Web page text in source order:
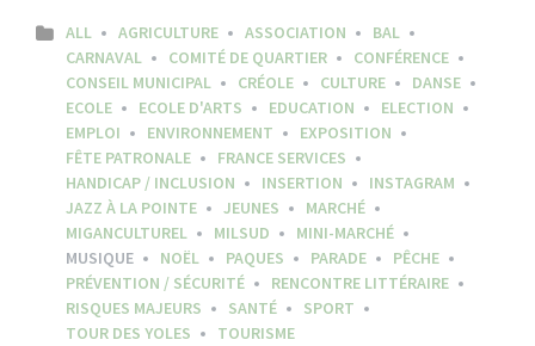
ALL AGRICULTURE ASSOCIATION
BAL
CARNAVAL
COMITÉ DE QUARTIER
CONFÉRENCE
CONSEIL MUNICIPAL
CRÉOLE CULTURE
DANSE
ECOLE
ECOLE D'ARTS EDUCATION
ELECTION
EMPLOI
ENVIRONNEMENT
EXPOSITION
FÊTE PATRONALE
FRANCE SERVICES
HANDICAP / INCLUSION
INSERTION
INSTAGRAM
JAZZ À LA POINTE
JEUNES
MARCHÉ
MIGANCULTUREL
MILSUD
MINI-MARCHÉ
MUSIQUE
NOËL PAQUES PARADE
PÊCHE
PRÉVENTION / SÉCURITÉ
RENCONTRE LITTÉRAIRE
RISQUES MAJEURS
SANTÉ
SPORT
TOUR DES YOLES
TOURISME